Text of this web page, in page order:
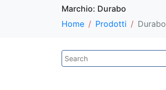
Marchio: Durabo
Home
Prodotti Durabo